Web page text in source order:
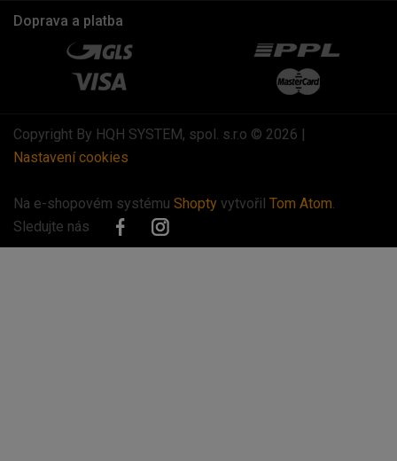
Doprava a platba
Copyright By HQH SYSTEM, spol. s.r.o © 2026 |
Nastavení cookies
Na e-shopovém systému Shopty vytvořil Tom Atom.
Sledujte nás